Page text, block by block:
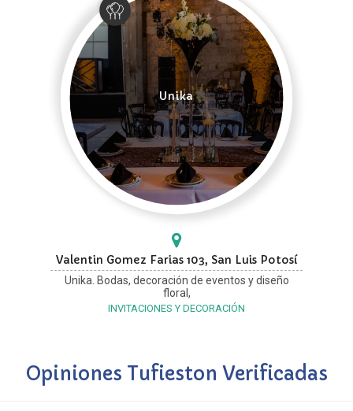
Unika
Valentin Gomez Farias 103, San Luis Potosí
Unika. Bodas, decoración de eventos y diseño
floral,
INVITACIONES Y DECORACIÓN
Opiniones Tufieston Verificadas